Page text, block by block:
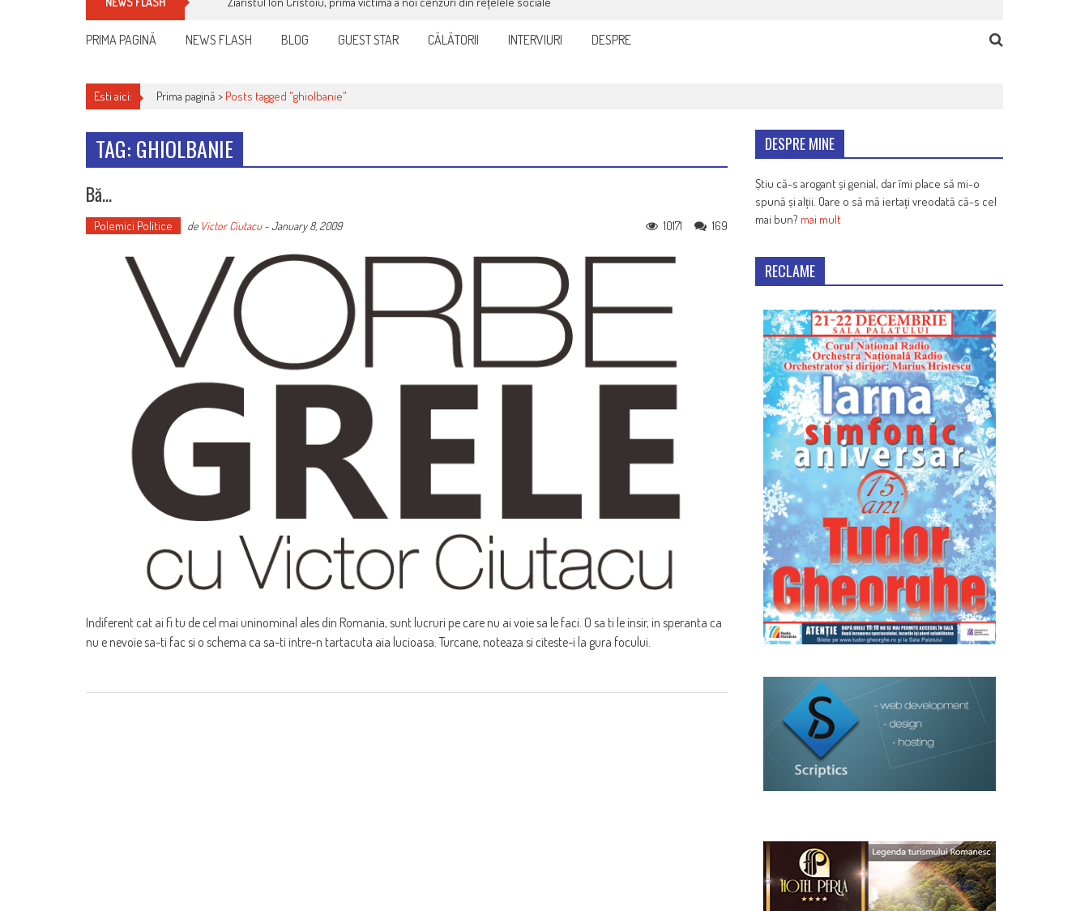
PRIMA PAGINĂ NEWS FLASH BLOG GUEST STAR CĂLĂTORII INTERVIURI DESPRE
Esti aici: Prima pagină > Posts tagged "ghiolbanie"
TAG: GHIOLBANIE
Bă…
Polemici Politice de Victor Ciutacu-January 8, 2009 169
10171
Indiferent cat ai fi tu de cel mai uninominal ales din Romania, sunt lucruri pe care nu ai voie sa le faci. O sa ti le insir, in speranta ca
nu e nevoie sa-ti fac si o schema ca sa-ti intre-n tartacuta aia lucioasa. Turcane, noteaza si citeste-i la gura focului.
DESPRE MINE
Știu că-s arogant și genial, dar îmi place să mi-o
spună și alții. Oare o să mă iertați vreodată că-s cel
mai bun? mai mult
RECLAME